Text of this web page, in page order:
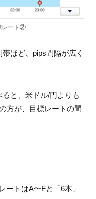
レート②
ほど、pips間隔が広く
と、米ドル/円よりも
方が、目標レートの間
ートはA〜Fと「6本」